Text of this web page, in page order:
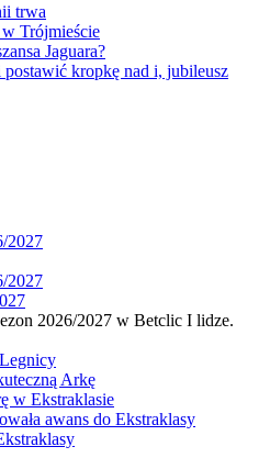
trwa
w Trójmieście
Jaguara?
kropkę nad i, jubileusz
2026/2027 w Betclic I lidze.
Arkę
w Ekstraklasie
awans do Ekstraklasy